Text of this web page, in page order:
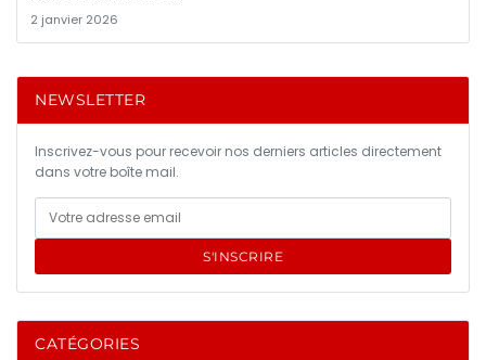
2 janvier 2026
NEWSLETTER
Inscrivez-vous pour recevoir nos derniers articles directement
dans votre boîte mail.
S'INSCRIRE
CATÉGORIES